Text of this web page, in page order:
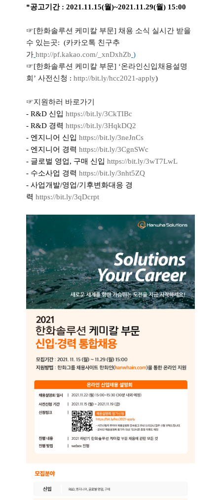
*공고기간 : 2021.11.15(월)~2021.11.29(월) 15:00
☞[한화솔루션 케미칼 부문] 채용 소식 실시간 받을
수 있는곳: (카카오톡 친구추
가 http://pf.kakao.com/_xnDxhZb )
☞[한화솔루션 케미칼 부문] ‘온라인신입채용설명
회’ 사전신청 : http://bit.ly/hcc2021-apply)
☞지원하러 바로가기
- R&D 신입 https://bit.ly/3CkTIBc
- R&D 경력 https://bit.ly/3HqkDQ2
- 엔지니어 신입 https://bit.ly/3neJnCs
- 엔지니어 경력 https://bit.ly/3CgnSWc
- 글로벌 영업, 구매 신입 https://bit.ly/3wT7LwL
- 수소사업 경력 https://bit.ly/3nht5ZQ
- 사업개발/영업/기후변화대응 경
력 https://bit.ly/3qDcrpt